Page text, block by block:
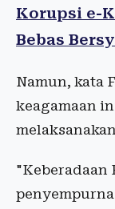
Korupsi e-
Bebas
Namun, kata
keagamaan
"Keberadaan